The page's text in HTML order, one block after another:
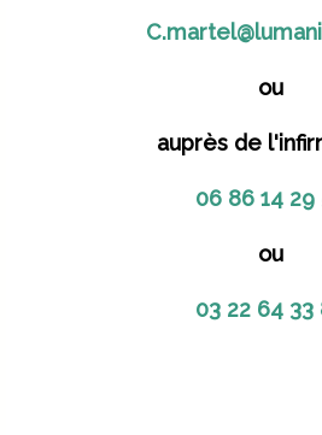
ou
auprès de
06 86 14 29
ou
03 22 64 33